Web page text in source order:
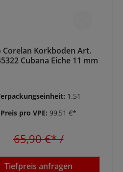
Corelan Korkboden Art.
Cubana Eiche 11 mm
1.51
Preis pro VPE: 99,51 €*
65,90 €*/
Tiefpreis anfragen